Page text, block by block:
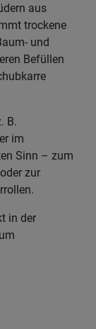
aus
trockene
und
Befüllen
B.
im
Sinn – zum
zur
in der